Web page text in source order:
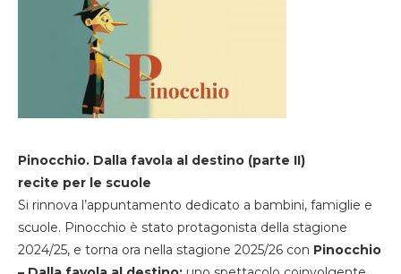
Pinocchio. Dalla favola al destino (parte II)
recite per le scuole
Si rinnova l’appuntamento dedicato a bambini, famiglie e
scuole. Pinocchio è stato protagonista della stagione
2024/25, e torna ora nella stagione 2025/26 con Pinocchio